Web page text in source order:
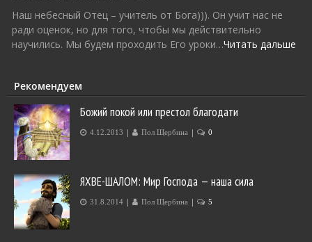
Наш небесный Отец – учитель от Бога))). Он учит нас не
ради оценок, но для того, чтобы мы действительно
научились. Мы будем проходить Его уроки…Читать дальше
Рекомендуем
Божий покой или престол благодати
4.12.2013 | Пол Щербина | 0
ЯХВЕ-ШАЛОМ: Мир Господа — наша сила
31.8.2014 | Пол Щербина | 5